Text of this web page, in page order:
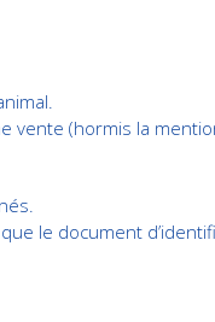
vente (hormis la
le document